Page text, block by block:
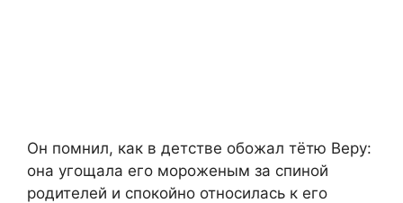
Он помнил, как в детстве обожал тётю Веру:
она угощала его мороженым за спиной
родителей и спокойно относилась к его